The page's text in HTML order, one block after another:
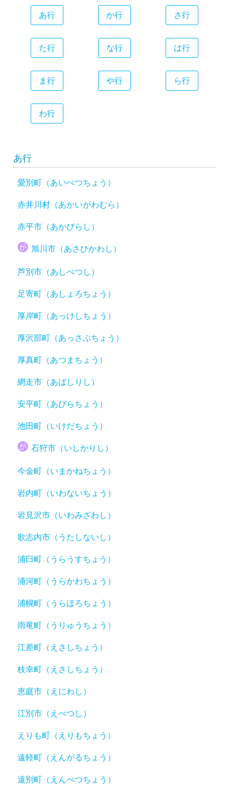
沖縄県
あ行 か行 さ行
た行 な行 は行
ま行 や行 ら行
わ行
あ行
愛別町（あいべつちょう）
赤井川村（あかいがわむら）
赤平市（あかびらし）
旭川市（あさひかわし）
芦別市（あしべつし）
足寄町（あしょろちょう）
厚岸町（あっけしちょう）
厚沢部町（あっさぶちょう）
厚真町（あつまちょう）
網走市（あばしりし）
安平町（あびらちょう）
池田町（いけだちょう）
石狩市（いしかりし）
今金町（いまかねちょう）
岩内町（いわないちょう）
岩見沢市（いわみざわし）
歌志内市（うたしないし）
浦臼町（うらうすちょう）
浦河町（うらかわちょう）
浦幌町（うらほろちょう）
雨竜町（うりゅうちょう）
江差町（えさしちょう）
枝幸町（えさしちょう）
恵庭市（えにわし）
江別市（えべつし）
えりも町（えりもちょう）
遠軽町（えんがるちょう）
遠別町（えんべつちょう）